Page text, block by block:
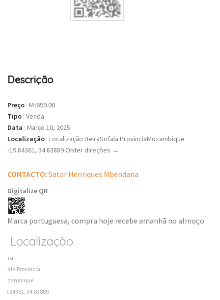
Descrição
Preço : Mt699.00
Tipo : Venda
Data : Março 10, 2025
Localização : Localização BeiraSofala ProvinciaMozambique
-19.84361, 34.83889 Obter direções →
CONTACTO: Satar Henriques Mbendana
Digitalize QR
Marca portuguesa, compra hoje recebe amanhã no almoço
Localização
Beira
Sofala Provincia
Mozambique
-19.84361, 34.83889